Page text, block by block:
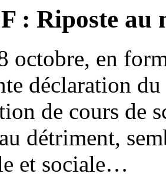
: Riposte au
octobre, en
déclaration
de cours de
détriment,
et sociale…